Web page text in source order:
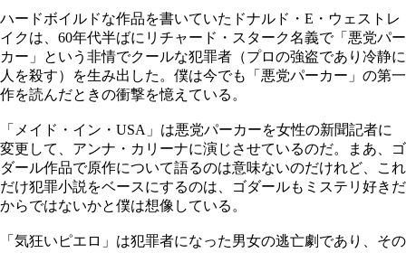
ハードボイルドな作品を書いていたドナルド・E・ウェストレ
イクは、60年代半ばにリチャード・スターク名義で「悪党パー
カー」という非情でクールな犯罪者（プロの強盗であり冷静に
人を殺す）を生み出した。僕は今でも「悪党パーカー」の第一
作を読んだときの衝撃を憶えている。
「メイド・イン・USA」は悪党パーカーを女性の新聞記者に
変更して、アンナ・カリーナに演じさせているのだ。まあ、ゴ
ダール作品で原作について語るのは意味ないのだけれど、これ
だけ犯罪小説をベースにするのは、ゴダールもミステリ好きだ
からではないかと僕は想像している。
「気狂いピエロ」は犯罪者になった男女の逃亡劇であり、その